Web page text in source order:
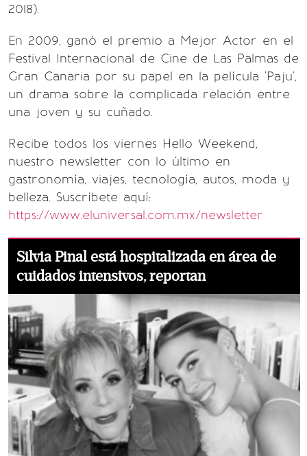
2018).
En 2009, ganó el premio a Mejor Actor en el
Festival Internacional de Cine de Las Palmas de
Gran Canaria por su papel en la película 'Paju',
un drama sobre la complicada relación entre
una joven y su cuñado.
Recibe todos los viernes Hello Weekend,
nuestro newsletter con lo último en
gastronomía, viajes, tecnología, autos, moda y
belleza. Suscríbete aquí:
https://www.eluniversal.com.mx/newsletter
Silvia Pinal está hospitalizada en área de
cuidados intensivos, reportan